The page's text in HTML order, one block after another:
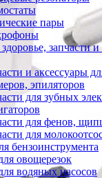
пары
запчасти
и аксессуары
эпиляторов
для зубных
для фенов,
для
бензоинструмента
овощерезок
водяных насосов